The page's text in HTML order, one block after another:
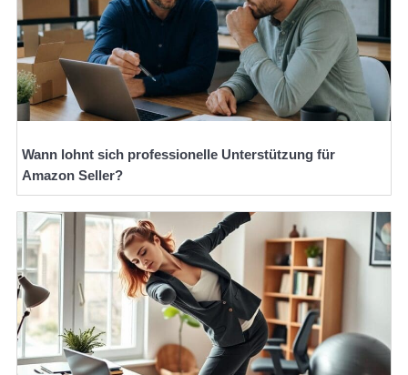
Wann lohnt sich professionelle Unterstützung für
Amazon Seller?